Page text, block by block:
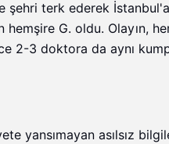
terk ederek İstanbul'a
hemşire G. oldu. Olayın,
2-3 doktora da aynı
yansımayan asılsız